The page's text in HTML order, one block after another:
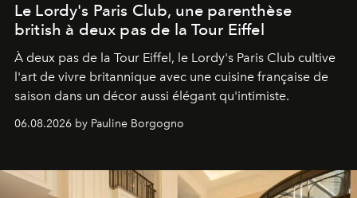
Le Lordy's Paris Club, une parenthèse
british à deux pas de la Tour Eiffel
À deux pas de la Tour Eiffel, le Lordy's Paris Club cultive
l'art de vivre britannique avec une cuisine française de
saison dans un décor aussi élégant qu'intimiste.
06.08.2026 by Pauline Borgogno